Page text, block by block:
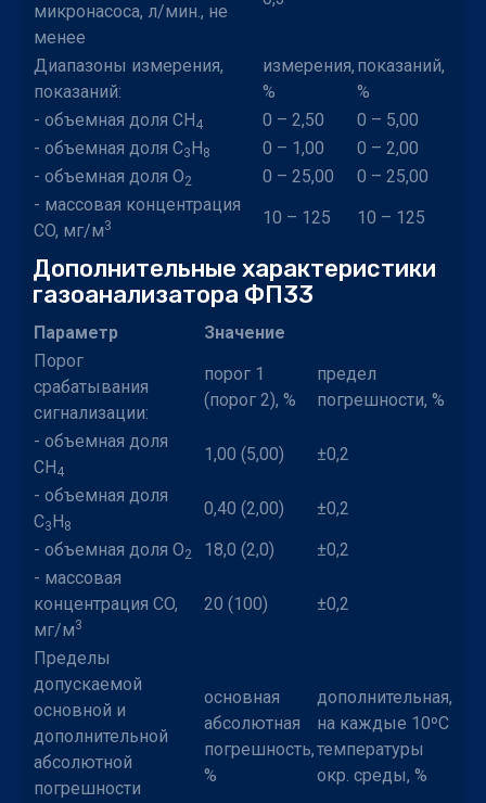
микронасоса, л/мин., не
менее
Диапазоны измерения,
показаний:
измерения,
%
показаний,
%
- объемная доля СН4 0 – 2,50
0 – 5,00
- объемная доля С3Н8 0 – 1,00
0 – 2,00
- объемная доля O2 0 – 25,00
0 – 25,00
- массовая концентрация
СO, мг/м3 10 – 125 10 – 125
Дополнительные характеристики
газоанализатора ФП33
Параметр
Значение
Порог
срабатывания
сигнализации:
порог 1
(порог 2), %
предел
погрешности, %
- объемная доля
СН4
1,00 (5,00)
±0,2
- объемная доля
С3Н8
0,40 (2,00)
±0,2
- объемная доля O2 18,0 (2,0)
±0,2
- массовая
концентрация CO,
мг/м3
20 (100) ±0,2
Пределы
допускаемой
основной и
дополнительной
абсолютной
погрешности
основная
абсолютная
погрешность,
%
дополнительная,
на каждые 10ºC
температуры
окр. среды, %